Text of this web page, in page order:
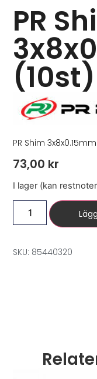
PR
(10st)
PR Shim
73,00 kr
I lager (kan
SKU: 85440320